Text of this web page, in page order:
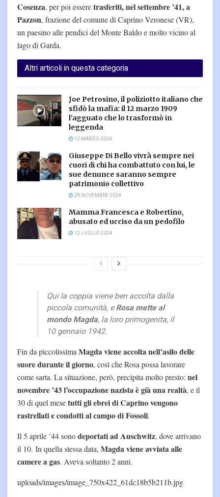
Cosenza, per poi esseretrasferiti, nel settembre ’41, a
Pazzon, frazione del comune di Caprino Veronese (VR),
un paesino alle pendici del Monte Baldo e molto vicino al
lago di Garda.
Altri articoli in questa categoria
Joe Petrosino, il poliziotto italiano che
sfidò la mafia: il 12 marzo 1909
l’agguato che lo trasformò in
leggenda
12 MARZO 2026
Giuseppe Di Bello vivrà sempre nei
cuori di chi ha combattuto con lui, le
sue denunce saranno sempre
patrimonio collettivo
29 NOVEMBRE 2024
Mamma Francesca e Robertino,
abusato ed ucciso da un pedofilo
12 LUGLIO 2024
Qui la coppia viene ben accolta dalla
piccola comunità, eRosa mette al
mondo Magda, la loro primogenita, il
10 gennaio 1942.
Fin da piccolissimaMagda viene accolta nell’asilo delle
suore durante il giorno, così che Rosa possa lavorare
come sarta. La situazione, però, precipita molto presto: nel
novembre ’43 l’occupazione nazista è già una realtà, e il
30 di quel mesetutti gli ebrei di Caprino vengono
rastrellati e condotti al campo di Fossoli.
Il 5 aprile ’44 sonodeportati ad Auschwitz, dove arrivano
il 10. In quella stessa data, Magda viene avviata alle
camere a gas. Aveva soltanto 2 anni.
uploads/images/image_750x422_61dc18b5b211b.jpg